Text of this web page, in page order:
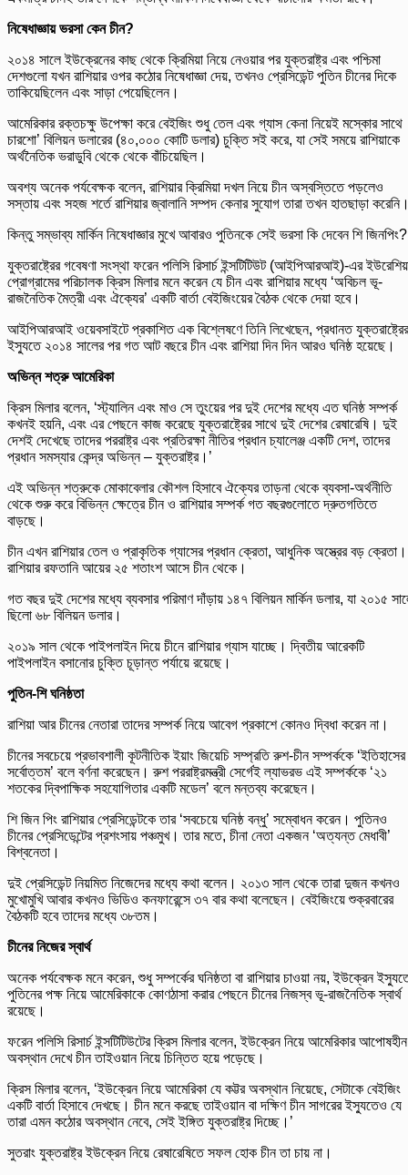
নিষেধাজ্ঞায় ভরসা কেন চীন?
২০১৪ সালে ইউক্রেনের কাছ থেকে ক্রিমিয়া নিয়ে নেওয়ার পর যুক্তরাষ্ট্র এবং পশ্চিমা
দেশগুলো যখন রাশিয়ার ওপর কঠোর নিষেধাজ্ঞা দেয়, তখনও প্রেসিডেন্ট পুতিন চীনের দিকে
তাকিয়েছিলেন এবং সাড়া পেয়েছিলেন।
আমেরিকার রক্তচক্ষু উপেক্ষা করে বেইজিং শুধু তেল এবং গ্যাস কেনা নিয়েই মস্কোর সাথে
চারশো’ বিলিয়ন ডলারের (৪০,০০০ কোটি ডলার) চুক্তি সই করে, যা সেই সময়ে রাশিয়াকে
অর্থনৈতিক ভরাডুবি থেকে থেকে বাঁচিয়েছিল।
অবশ্য অনেক পর্যবেক্ষক বলেন, রাশিয়ার ক্রিমিয়া দখল নিয়ে চীন অস্বস্তিতে পড়লেও
সস্তায় এবং সহজ শর্তে রাশিয়ার জ্বালানি সম্পদ কেনার সুযোগ তারা তখন হাতছাড়া
কিন্তু সম্ভাব্য মার্কিন নিষেধাজ্ঞার মুখে আবারও পুতিনকে সেই ভরসা কি দেবেন শি জিনপিং?
যুক্তরাষ্ট্রের গবেষণা সংস্থা ফরেন পলিসি রিসার্চ ইন্সটিটিউট (আইপিআরআই)-এর
প্রোগ্রামের পরিচালক ক্রিস মিলার মনে করেন যে চীন এবং রাশিয়ার মধ্যে ‘অবিচল ভূ-
রাজনৈতিক মৈত্রী এবং ঐক্যের’ একটি বার্তা বেইজিংয়ের বৈঠক থেকে দেয়া হবে।
আইপিআরআই ওয়েবসাইটে প্রকাশিত এক বিশ্লেষণে তিনি লিখেছেন, প্রধানত যুক্তরাষ্ট্রের
ইস্যুতে ২০১৪ সালের পর গত আট বছরে চীন এবং রাশিয়া দিন দিন আরও ঘনিষ্ঠ হয়েছে।
অভিন্ন শত্রু আমেরিকা
ক্রিস মিলার বলেন, ‘স্ট্যালিন এবং মাও সে তুংয়ের পর দুই দেশের মধ্যে এত ঘনিষ্ঠ সম্পর্ক
কখনই হয়নি, এবং এর পেছনে কাজ করেছে যুক্তরাষ্ট্রের সাথে দুই দেশের রেষারেষি। দুই
দেশই দেখেছে তাদের পররাষ্ট্র এবং প্রতিরক্ষা নীতির প্রধান চ্যালেঞ্জ একটি দেশ, তাদের
প্রধান সমস্যার কেন্দ্র অভিন্ন – যুক্তরাষ্ট্র।’
এই অভিন্ন শত্রুকে মোকাবেলার কৌশল হিসাবে ঐক্যের তাড়না থেকে ব্যবসা-অর্থনীতি
থেকে শুরু করে বিভিন্ন ক্ষেত্রে চীন ও রাশিয়ার সম্পর্ক গত বছরগুলোতে দ্রুতগতিতে
বাড়ছে।
চীন এখন রাশিয়ার তেল ও প্রাকৃতিক গ্যাসের প্রধান ক্রেতা, আধুনিক অস্ত্রের বড় ক্রেতা।
রাশিয়ার রফতানি আয়ের ২৫ শতাংশ আসে চীন থেকে।
গত বছর দুই দেশের মধ্যে ব্যবসার পরিমাণ দাঁড়ায় ১৪৭ বিলিয়ন মার্কিন ডলার, যা ২০১৫
ছিলো ৬৮ বিলিয়ন ডলার।
২০১৯ সাল থেকে পাইপলাইন দিয়ে চীনে রাশিয়ার গ্যাস যাচ্ছে। দ্বিতীয় আরেকটি
পাইপলাইন বসানোর চুক্তি চূড়ান্ত পর্যায়ে রয়েছে।
পুতিন-শি ঘনিষ্ঠতা
রাশিয়া আর চীনের নেতারা তাদের সম্পর্ক নিয়ে আবেগ প্রকাশে কোনও দ্বিধা করেন না।
চীনের সবচেয়ে প্রভাবশালী কূটনীতিক ইয়াং জিয়েচি সম্প্রতি রুশ-চীন সম্পর্ককে ‘ইতিহাসের
সর্বোত্তম’ বলে বর্ণনা করেছেন। রুশ পররাষ্ট্রমন্ত্রী সের্গেই ল্যাভরভ এই সম্পর্ককে ‘২১
শতকের দ্বিপাক্ষিক সহযোগিতার একটি মডেল’ বলে মন্তব্য করেছেন।
শি জিন পিং রাশিয়ার প্রেসিডেন্টকে তার ‘সবচেয়ে ঘনিষ্ঠ বন্ধু’ সম্বোধন করেন। পুতিনও
চীনের প্রেসিডেন্টের প্রশংসায় পঞ্চমুখ। তার মতে, চীনা নেতা একজন ‘অত্যন্ত মেধাবী’
বিশ্বনেতা।
দুই প্রেসিডেন্ট নিয়মিত নিজেদের মধ্যে কথা বলেন। ২০১৩ সাল থেকে তারা দুজন কখনও
মুখোমুখি আবার কখনও ভিডিও কনফারেন্সে ৩৭ বার কথা বলেছেন। বেইজিংয়ে শুক্রবারের
বৈঠকটি হবে তাদের মধ্যে ৩৮তম।
চীনের নিজের স্বার্থ
অনেক পর্যবেক্ষক মনে করেন, শুধু সম্পর্কের ঘনিষ্ঠতা বা রাশিয়ার চাওয়া নয়, ইউক্রেন
পুতিনের পক্ষ নিয়ে আমেরিকাকে কোণঠাসা করার পেছনে চীনের নিজস্ব ভূ-রাজনৈতিক স্বার্থ
রয়েছে।
ফরেন পলিসি রিসার্চ ইন্সটিটিউটের ক্রিস মিলার বলেন, ইউক্রেন নিয়ে আমেরিকার আপোষহীন
অবস্থান দেখে চীন তাইওয়ান নিয়ে চিন্তিত হয়ে পড়েছে।
ক্রিস মিলার বলেন, ‘ইউক্রেন নিয়ে আমেরিকা যে কট্টর অবস্থান নিয়েছে, সেটাকে বেইজিং
একটি বার্তা হিসাবে দেখছে। চীন মনে করছে তাইওয়ান বা দক্ষিণ চীন সাগরের ইস্যুতেও যে
তারা এমন কঠোর অবস্থান নেবে, সেই ইঙ্গিত যুক্তরাষ্ট্র দিচ্ছে।’
সুতরাং যুক্তরাষ্ট্র ইউক্রেন নিয়ে রেষারেষিতে সফল হোক চীন তা চায় না।